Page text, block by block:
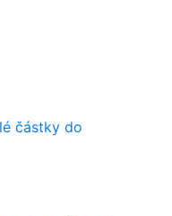
částky do